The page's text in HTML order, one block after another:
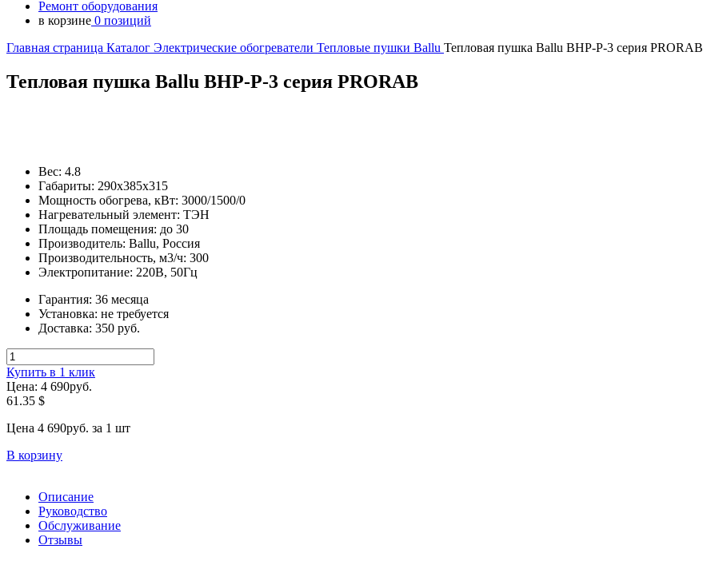
Ремонт оборудования
в корзине 0 позиций
Главная страница Каталог Электрические обогреватели Тепловые пушки Ballu Тепловая пушка Ballu BHP-P-3 серия PRORAB
Тепловая пушка Ballu BHP-P-3 серия PRORAB
Вес: 4.8
Габариты: 290х385х315
Мощность обогрева, кВт: 3000/1500/0
Нагревательный элемент: ТЭН
Площадь помещения: до 30
Производитель: Ballu, Россия
Производительность, м3/ч: 300
Электропитание: 220В, 50Гц
Гарантия: 36 месяца
Установка: не требуется
Доставка: 350 руб.
Купить в 1 клик
Цена: 4 690руб.
61.35 $
Цена 4 690руб. за 1 шт
В корзину
Описание
Руководство
Обслуживание
Отзывы